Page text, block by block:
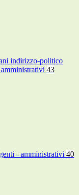
indirizzo-politico
43
- amministrativi 40